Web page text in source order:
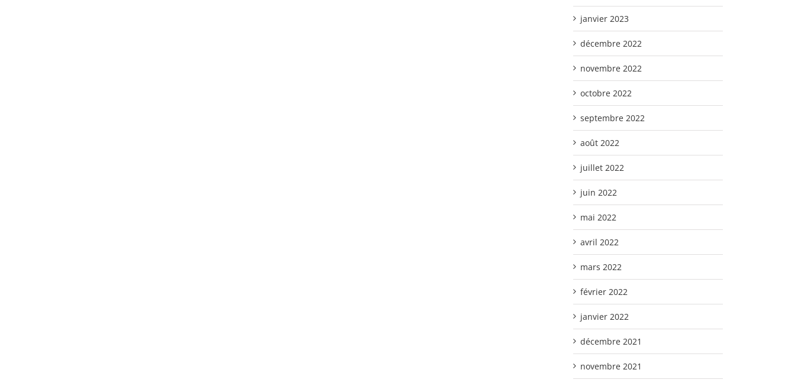
janvier 2023
décembre 2022
novembre 2022
octobre 2022
septembre 2022
août 2022
juillet 2022
juin 2022
mai 2022
avril 2022
mars 2022
février 2022
janvier 2022
décembre 2021
novembre 2021